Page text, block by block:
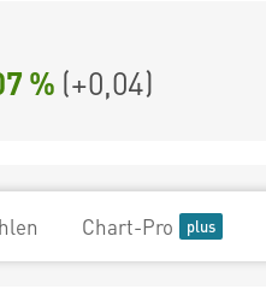
% (+0,04)
Chart-Pro